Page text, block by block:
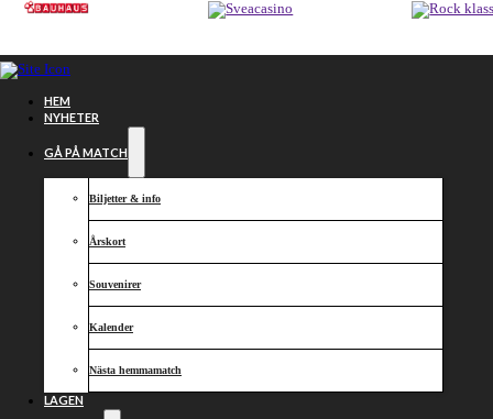
Hoppa till huvudinnehåll Hoppa till sidfot
HEM
NYHETER
GÅ PÅ MATCH
Biljetter & info
Årskort
Souvenirer
Kalender
Nästa hemmamatch
LAGEN
Garageport
experten